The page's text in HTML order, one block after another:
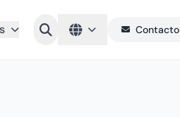
Contacto